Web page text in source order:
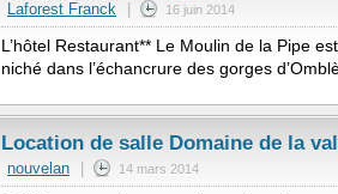
Laforest Franck 16 juin 2014
L’hôtel Restaurant** Le Moulin de la Pipe
niché dans l’échancrure des gorges
Location de salle Domaine de la
nouvelan 14 mars 2014